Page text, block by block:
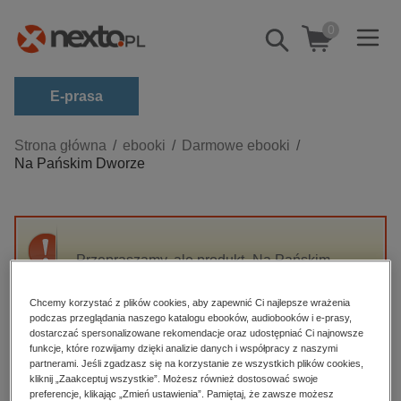
Pokaż/schowaj
wyszukiwarkę
0
E-prasa
Kategorie
Zobacz wszystkie E-prasa
budownictwo, aranżacja wnętrz
darmowe wydania
edukacja
hobby, sport, rozrywka
komputery, internet, technologie, informatyka
Strona główna ebooki
Darmowe ebooki
Na Pańskim Dworze
Przepraszamy, ale produkt „Na Pańskim
High-contrast mode
Polecane
Chcemy korzystać z plików cookies, aby zapewnić Ci najlepsze wrażenia
podczas przeglądania naszego katalogu ebooków, audiobooków i e-prasy,
dostarczać spersonalizowane rekomendacje oraz udostępniać Ci najnowsze
funkcje, które rozwijamy dzięki analizie danych i współpracy z naszymi
partnerami. Jeśli zgadzasz się na korzystanie ze wszystkich plików cookies,
kliknij „Zaakceptuj wszystkie”. Możesz również dostosować swoje
preferencje, klikając „Zmień ustawienia”. Pamiętaj, że zawsze możesz